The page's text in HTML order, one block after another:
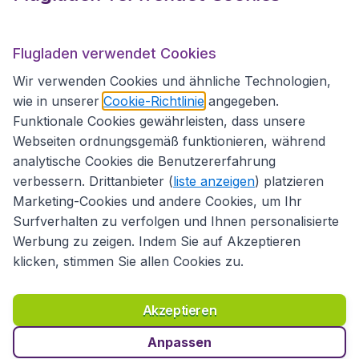
Flugladen.at
Internationale Webseiten
Richtlinien und Bedingungen
Haftungsausschluss
Datenschutzerklärung
Cookies Copyright © 2026
Flugladen verwendet Cookies
Wir verwenden Cookies und ähnliche Technologien,
wie in unserer Cookie-Richtlinie angegeben.
Funktionale Cookies gewährleisten, dass unsere
Webseiten ordnungsgemäß funktionieren, während
analytische Cookies die Benutzererfahrung
verbessern. Drittanbieter (liste anzeigen) platzieren
Marketing-Cookies und andere Cookies, um Ihr
Surfverhalten zu verfolgen und Ihnen personalisierte
Werbung zu zeigen. Indem Sie auf Akzeptieren
klicken, stimmen Sie allen Cookies zu.
Akzeptieren
Anpassen